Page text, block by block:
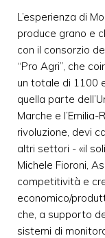
L’esperienza di
produce grano e
con il consorzio
“Pro Agri”, che
un totale di 1100
quella parte
Marche e
rivoluzione, devi
altri settori - «il
Michele Fioroni,
competitività e
economico/
che, a supporto
sistemi di